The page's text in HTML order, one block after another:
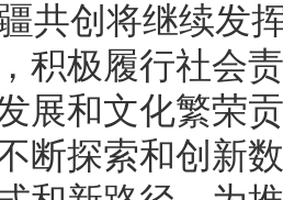
共创将继续发
积极履行社会
展和文化繁荣
断探索和创新